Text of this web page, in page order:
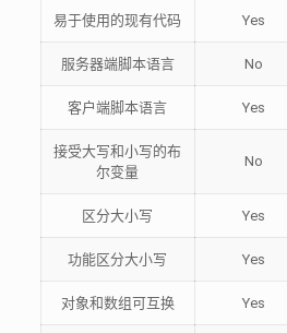
易于使用的现有代码 Yes
服务器端脚本语言 No
客户端脚本语言 Yes
接受大写和小写的布
尔变量
No
区分大小写 Yes
功能区分大小写 Yes
对象和数组可互换 Yes